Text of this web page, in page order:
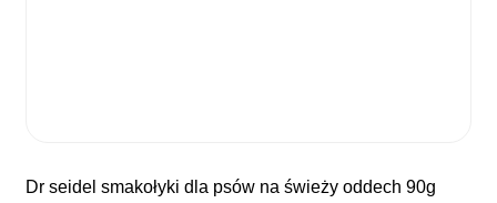
dr seidel smakołyki dla psów na świeży oddech 90g